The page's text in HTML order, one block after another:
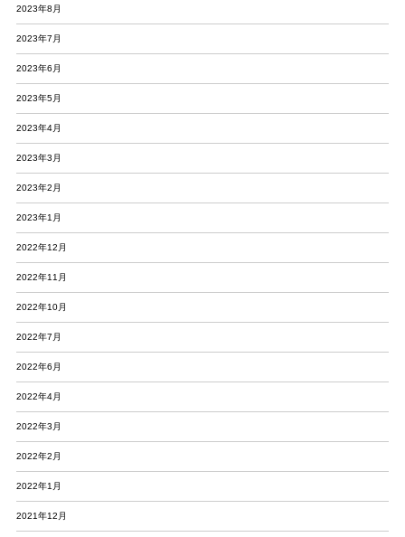
2023年8月
2023年7月
2023年6月
2023年5月
2023年4月
2023年3月
2023年2月
2023年1月
2022年12月
2022年11月
2022年10月
2022年7月
2022年6月
2022年4月
2022年3月
2022年2月
2022年1月
2021年12月